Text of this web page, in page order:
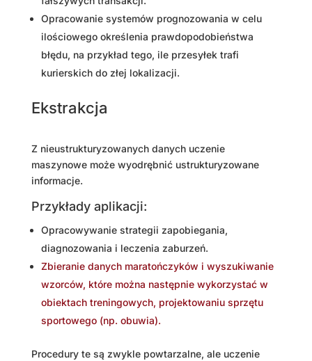
Opracowanie systemów prognozowania w celu
ilościowego określenia prawdopodobieństwa
błędu, na przykład tego, ile przesyłek trafi
kurierskich do złej lokalizacji.
Ekstrakcja
Z nieustrukturyzowanych danych uczenie
maszynowe może wyodrębnić ustrukturyzowane
informacje.
Przykłady aplikacji:
Opracowywanie strategii zapobiegania,
diagnozowania i leczenia zaburzeń.
Zbieranie danych maratończyków i wyszukiwanie
wzorców, które można następnie wykorzystać w
obiektach treningowych, projektowaniu sprzętu
sportowego (np. obuwia).
Procedury te są zwykle powtarzalne, ale uczenie